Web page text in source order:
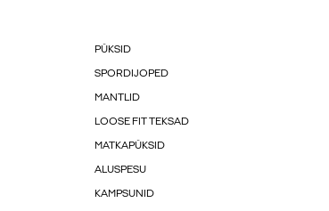
PÜKSID
SPORDIJOPED
MANTLID
LOOSE FIT TEKSAD
MATKAPÜKSID
ALUSPESU
KAMPSUNID